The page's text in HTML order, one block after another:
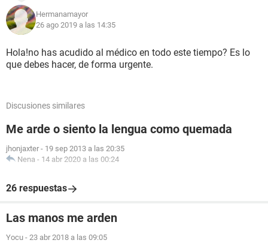
Hermanamayor
26 ago 2019 a las 14:35
Hola!no has acudido al médico en todo este tiempo? Es lo
que debes hacer, de forma urgente.
Discusiones similares
Me arde o siento la lengua como quemada
jhonjaxter - 19 sep 2013 a las 20:35
Nena - 14 abr 2020 a las 00:24
26 respuestas
Las manos me arden
Yocu - 23 abr 2018 a las 09:05